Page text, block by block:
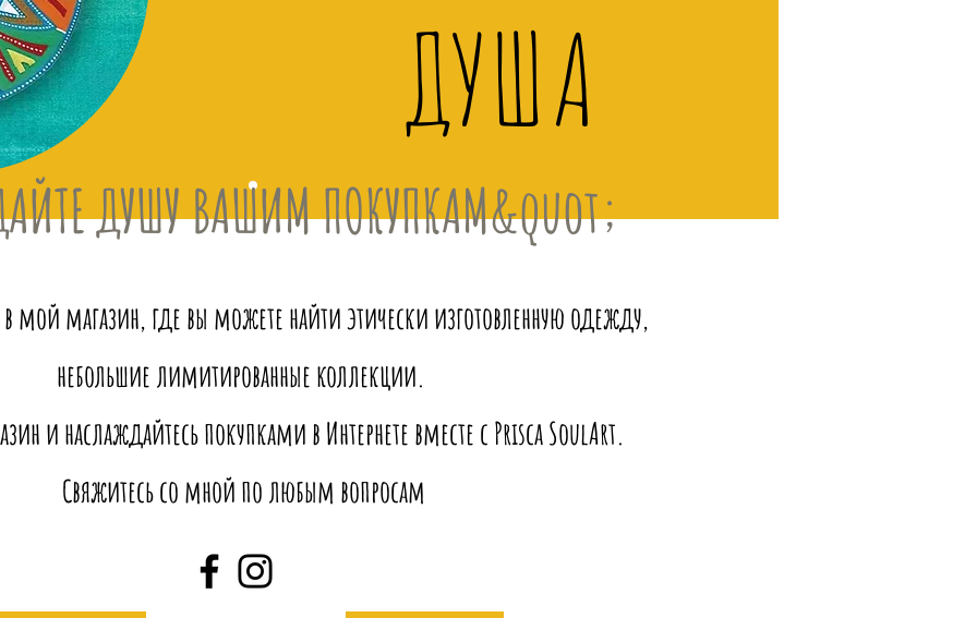
ДУША
ДУШУ ВАШИМ ПОКУПКАМ&quot;
мой магазин, где вы можете найти этически изготовленную одежду,
небольшие лимитированные коллекции.
и наслаждайтесь покупками в Интернете вместе с Prisca SoulArt.
Свяжитесь со мной по любым вопросам